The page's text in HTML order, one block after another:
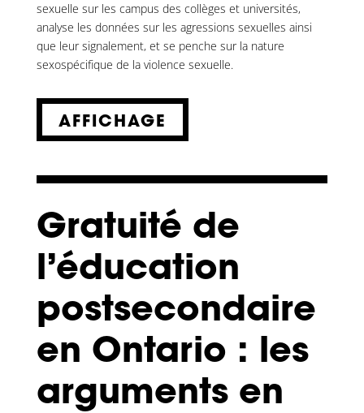
sexuelle sur les campus des collèges et universités,
analyse les données sur les agressions sexuelles ainsi
que leur signalement, et se penche sur la nature
sexospécifique de la violence sexuelle.
AFFICHAGE
Gratuité de
l’éducation
postsecondaire
en Ontario : les
arguments en